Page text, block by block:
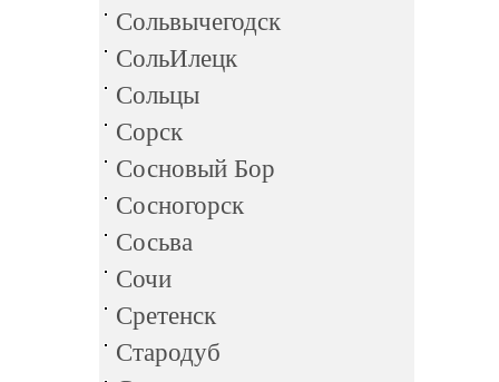
Сольвычегодск
СольИлецк
Сольцы
Сорск
Сосновый Бор
Сосногорск
Сосьва
Сочи
Сретенск
Стародуб